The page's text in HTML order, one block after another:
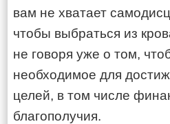
вам не хватает
чтобы выбраться из
не говоря уже о том,
необходимое для
целей, в том числе
благополучия.